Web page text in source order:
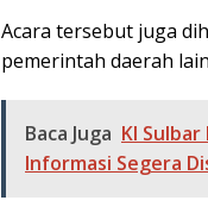
Acara tersebut juga
pemerintah daerah
Baca Juga KI
Informasi Segera